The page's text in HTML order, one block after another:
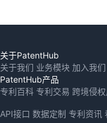
关于PatentHub
关于我们 业务模块 加入我们
PatentHub产品
专利百科 专利交易 跨境侵
API接口 数据定制 专利资讯